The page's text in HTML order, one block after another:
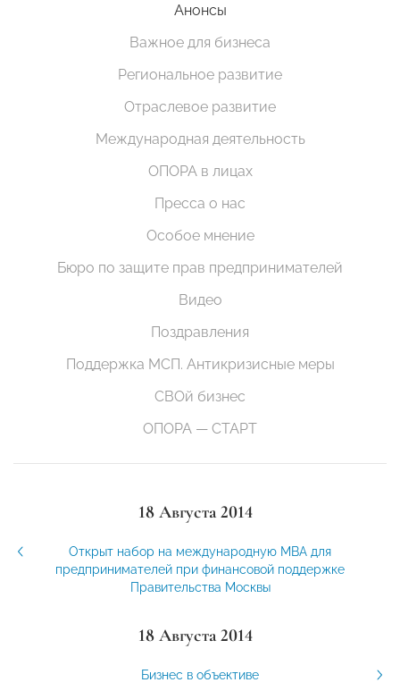
Анонсы
Важное для бизнеса
Региональное развитие
Отраслевое развитие
Международная деятельность
ОПОРА в лицах
Пресса о нас
Особое мнение
Бюро по защите прав предпринимателей
Видео
Поздравления
Поддержка МСП. Антикризисные меры
СВОй бизнес
ОПОРА — СТАРТ
18 Августа 2014
Открыт набор на международную MBA для
предпринимателей при финансовой поддержке
Правительства Москвы
18 Августа 2014
Бизнес в объективе